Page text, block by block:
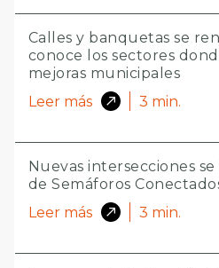
Calles y banquetas se
conoce los sectores
mejoras municipales
Leer más
3 min.
Nuevas intersecciones
de Semáforos
Leer más
3 min.